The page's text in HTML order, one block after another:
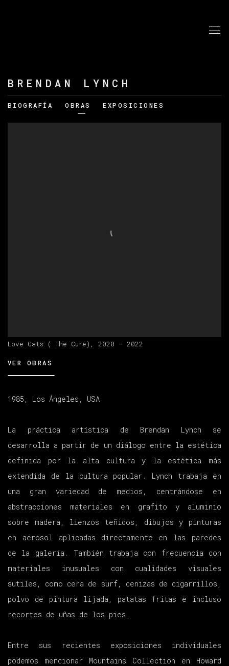
BRENDAN LYNCH
BIOGRAFÍA OBRAS EXPOSICIONES
Love Cats ( The Cure), 2020 - 2022
VER OBRAS
1985, Los Ángeles, USA
La práctica artística de Brendan Lynch se
desarrolla a partir de un diálogo entre la estética
definida por la alta cultura y la estética más
extendida de la cultura popular. Lynch trabaja en
una gran variedad de medios, centrándose en
abstracciones materiales en grafito y aluminio
sobre madera, lienzos teñidos, dibujos y pinturas
en aerosol aplicadas directamente en las paredes
de la galería. También trabaja con frecuencia con
materiales inusuales con cualidades visuales
sutiles, como cera de surf, cenizas de cigarrillos,
polvo de pintura lijada, patatas fritas e incluso
recortes de uñas de los pies.
Entre sus recientes exposiciones individuales
podemos mencionar Mountains Collection en Howard